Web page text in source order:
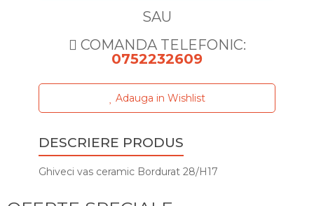
SAU
COMANDA TELEFONIC:
0752232609
Adauga in Wishlist
DESCRIERE PRODUS
Ghiveci vas ceramic Bordurat 28/H17